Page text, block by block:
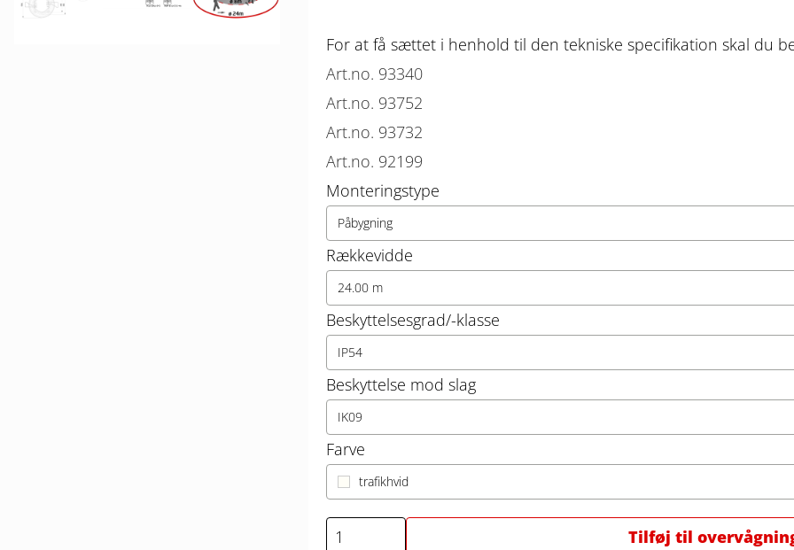
For at få sættet i henhold til den tekniske specifikation skal du
Art.no. 93340
Art.no. 93752
Art.no. 93732
Art.no. 92199
Monteringstype
Påbygning
Rækkevidde
24.00 m
Beskyttelsesgrad/-klasse
IP54
Beskyttelse mod slag
IK09
Farve
trafikhvid
Tilføj til